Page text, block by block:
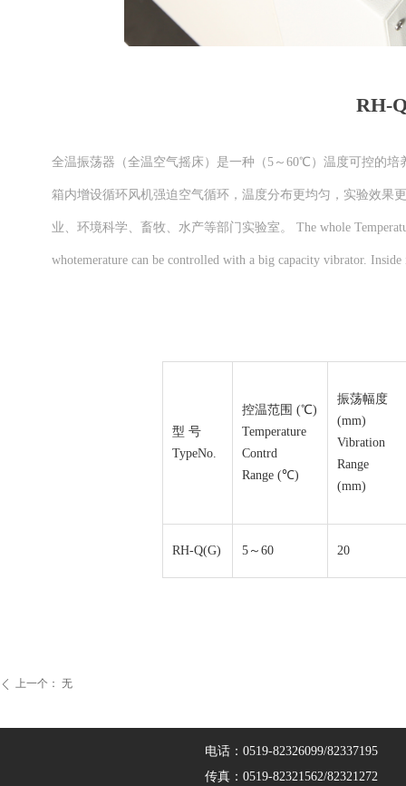
RH-
全温振荡器（全温空气摇床）是一种（5～60℃）温度可控的
箱内增设循环风机强迫空气循环，温度分布更均匀，实验效果
业、环境科学、畜牧、水产等部门实验室。 The whole
whotemerature can be controlled with a big capacity vibrator.
ꄴ 上一个： 无
型 号
TypeNo.
控温范围 (℃)
Temperature
Contrd
Range (℃)
振荡幅度
(mm)
Vibration
Range
(mm)
RH-Q(G) 5～60 20
电话：0519-82326099/82337195
传真：0519-82321562/82321272